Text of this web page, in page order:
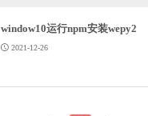
window10运行npm安装wepy2
2021-12-26